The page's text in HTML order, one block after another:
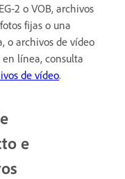
2 o VOB, archivos
fijas o una
o archivos de vídeo
línea, consulta
de vídeo.
e